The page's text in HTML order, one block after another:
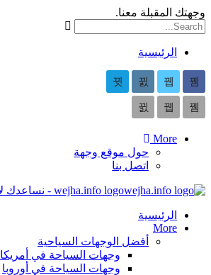
وجهتك المقبلة معنا.
الرئيسية
More
حول موقع وجهة
اتصل بنا
wejha.info logo - نساعدك لاختيار وجهتك السياحية المقبلة
الرئيسية
More
أفضل الوجهات السياحية
وجهات السياحة في أمريكا
وجهات السياحة في أوروبا